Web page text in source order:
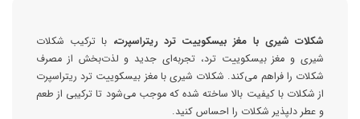
شکلات شيری با مغز بيسکوييت ترد ریتراسپرت، با ترکیب شکلات
شیری و مغز بیسکوییت ترد، تجربه‌ای جدید و لذت‌بخش از مصرف
شکلات را فراهم می‌کند. شکلات شيری با مغز بيسکوييت ترد ریتراسپرت
از شکلات با کیفیت بالا ساخته شده که موجب می‌شود تا ترکیبی از طعم
و عطر دلپذیر شکلات را احساس کنید.